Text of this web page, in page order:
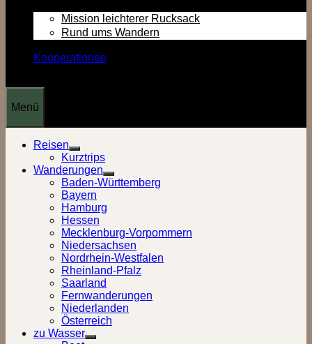
Mission leichterer Rucksack
Rund ums Wandern
Kooperationen
Menü
Reisen
Show
sub
menu
Kurztrips
Wanderungen
Show
sub
Baden-Württemberg
Bayern
Hamburg
Hessen
Mecklenburg-Vorpommern
Niedersachsen
Nordrhein-Westfalen
Rheinland-Pfalz
Saarland
Fernwanderungen
Niederlanden
Österreich
zu Wasser